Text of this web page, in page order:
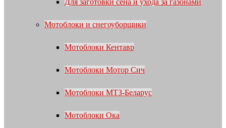
Для заготовки сена и ухода за газонами
Мотоблоки и снегоуборщики
Мотоблоки Кентавр
Мотоблоки Мотор Сич
Мотоблоки МТЗ-Беларус
Мотоблоки Ока